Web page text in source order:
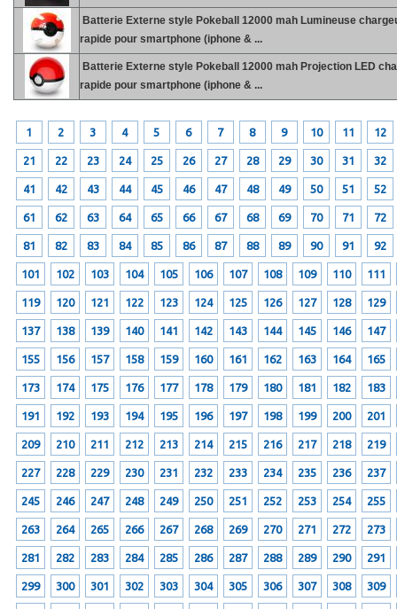
Batterie Externe style Pokeball 12000 mah Lumineuse
rapide pour smartphone (iphone & ...
Batterie Externe style Pokeball 12000 mah Projection LED
rapide pour smartphone (iphone & ...
1 2 3 4 5 6 7 8 9 10 11 12
21 22 23 24 25 26 27 28 29 30 31 32
41 42 43 44 45 46 47 48 49 50 51 52
61 62 63 64 65 66 67 68 69 70 71 72
81 82 83 84 85 86 87 88 89 90 91 92
101 102 103 104 105 106 107 108 109 110 111
119 120 121 122 123 124 125 126 127 128 129
137 138 139 140 141 142 143 144 145 146 147
155 156 157 158 159 160 161 162 163 164 165
173 174 175 176 177 178 179 180 181 182 183
191 192 193 194 195 196 197 198 199 200 201
209 210 211 212 213 214 215 216 217 218 219
227 228 229 230 231 232 233 234 235 236 237
245 246 247 248 249 250 251 252 253 254 255
263 264 265 266 267 268 269 270 271 272 273
281 282 283 284 285 286 287 288 289 290 291
299 300 301 302 303 304 305 306 307 308 309